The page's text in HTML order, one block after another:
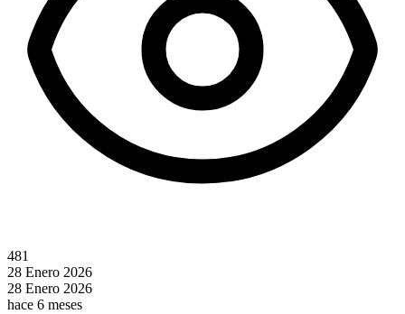
481
28 Enero 2026
28 Enero 2026
hace 6 meses